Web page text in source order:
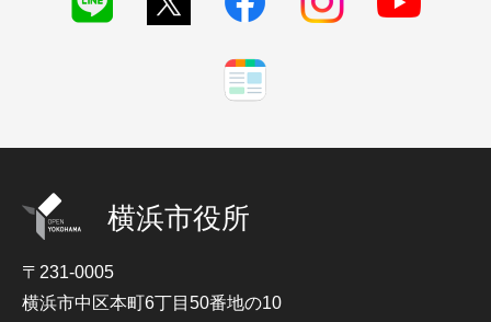
横浜市役所
〒231-0005
横浜市中区本町6丁目50番地の10